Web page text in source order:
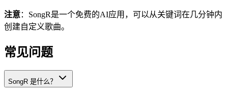
注意：SongR是一个免费的AI应用，可以从关键词在几分钟内
创建自定义歌曲。
常见问题
SongR 是什么？